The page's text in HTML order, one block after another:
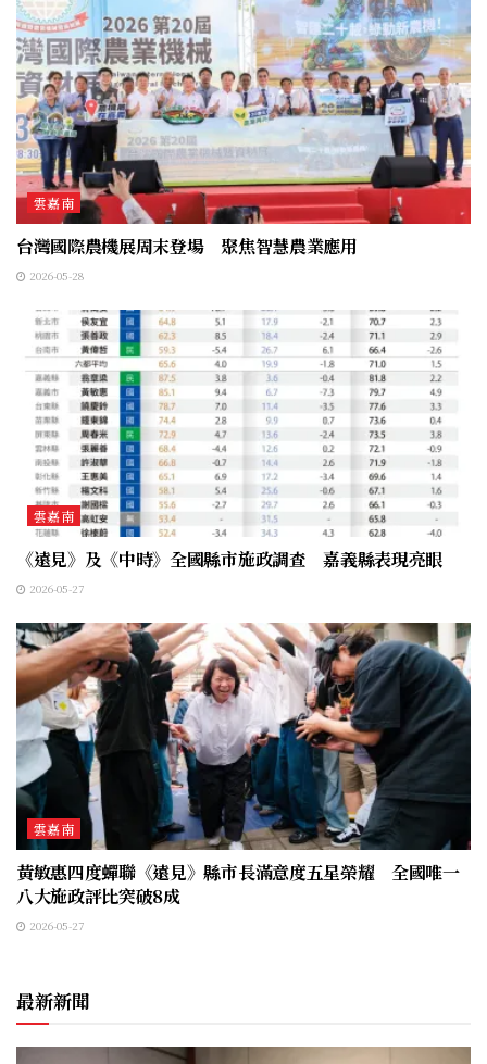
雲嘉南
台灣國際農機展周末登場 聚焦智慧農業應用
2026-05-28
雲嘉南
《遠見》及《中時》全國縣市施政調查 嘉義縣表現亮眼
2026-05-27
雲嘉南
黃敏惠四度蟬聯《遠見》縣市長滿意度五星榮耀 全國唯一
八大施政評比突破8成
2026-05-27
最新新聞